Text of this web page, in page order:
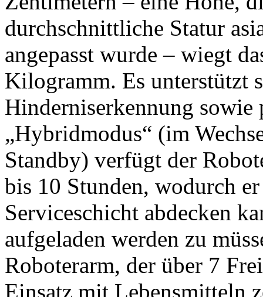
durchschnittliche Statur
angepasst wurde – wiegt
Kilogramm. Es unterstützt
Hinderniserkennung sowie
„Hybridmodus“ (im
Standby) verfügt der
bis 10 Stunden, wodurch
Serviceschicht abdecken
aufgeladen werden zu
Roboterarm, der über 7
Einsatz mit Lebensmitteln